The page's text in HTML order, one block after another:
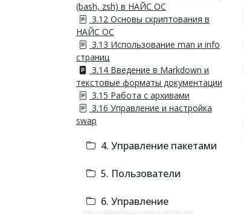
(bash, zsh) в НАЙС ОС
3.12 Основы скриптования в
НАЙС ОС
3.13 Использование man и info
страниц
3.14 Введение в Markdown и
текстовые форматы документации
3.15 Работа с архивами
3.16 Управление и настройка
swap
4. Управление пакетами
5. Пользователи
6. Управление